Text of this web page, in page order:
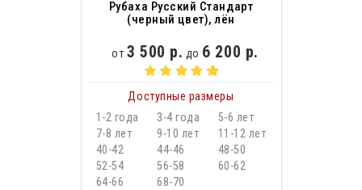
Рубаха Русский Стандарт
(черный цвет), лён
от 3 500 р. до 6 200 р.
Доступные размеры
1-2 года
3-4 года
5-6 лет
7-8 лет
9-10 лет
11-12 лет
40-42
44-46
48-50
52-54
56-58
60-62
64-66
68-70